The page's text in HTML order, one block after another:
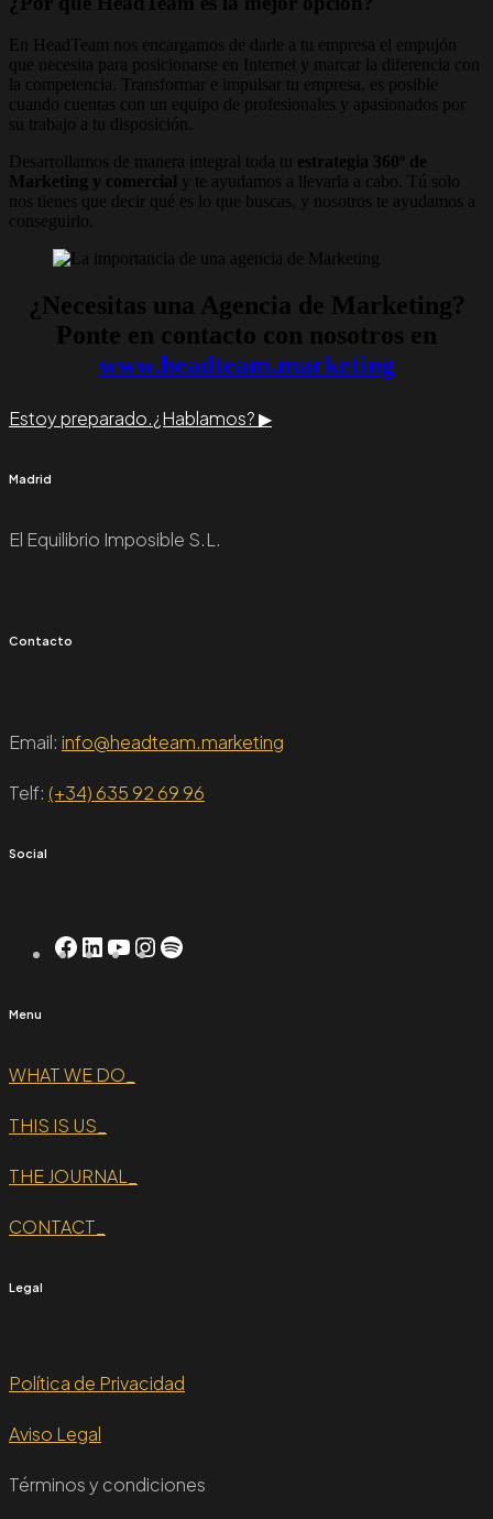
En HeadTeam nos encargamos de darle a tu empresa el empujón
que necesita para posicionarse en Internet y marcar la diferencia con
la competencia. Transformar e impulsar tu empresa, es posible
cuando cuentas con un equipo de profesionales y apasionados por
su trabajo a tu disposición.
Desarrollamos de manera integral toda tu estrategia 360º de
Marketing y comercial y te ayudamos a llevarla a cabo. Tú solo
nos tienes que decir qué es lo que buscas, y nosotros te ayudamos a
conseguirlo.
¿Necesitas una Agencia de Marketing?
Ponte en contacto con nosotros en
www.headteam.marketing
Estoy preparado.¿Hablamos? ▶︎
Madrid
El Equilibrio Imposible S.L.
Contacto
Email: info@headteam.marketing
Telf: (+34) 635 92 69 96
Social
Facebook
LinkedIn
YouTube
Instagram
Menu
WHAT WE DO_
THIS IS US_
THE JOURNAL_
CONTACT_
Legal
Política de Privacidad
Aviso Legal
Términos y condiciones